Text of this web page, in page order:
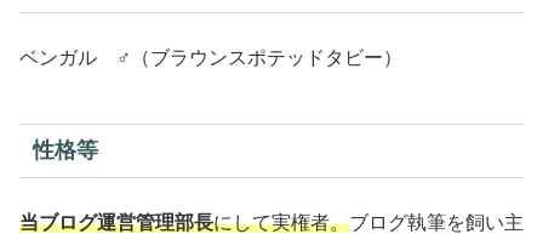
ベンガル ♂（ブラウンスポテッドタビー）
性格等
当ブログ運営管理部長にして実権者。ブログ執筆を飼い主